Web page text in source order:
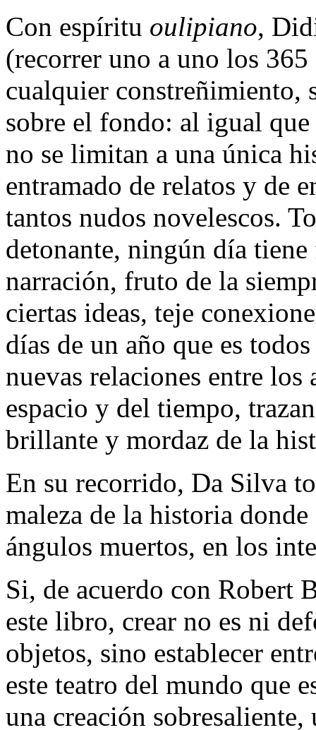
Con espíritu oulipiano,
(recorrer uno a uno los
cualquier constreñimiento,
sobre el fondo: al igual
no se limitan a una única
entramado de relatos y de
tantos nudos novelescos.
detonante, ningún día
narración, fruto de la
ciertas ideas, teje
días de un año que es
nuevas relaciones entre
espacio y del tiempo,
brillante y mordaz de la
En su recorrido, Da Silva
maleza de la historia
ángulos muertos, en los
Si, de acuerdo con Robert
este libro, crear no es ni
objetos, sino establecer
este teatro del mundo que
una creación